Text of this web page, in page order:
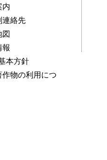
内
連絡先
報
本方針
作物の利用につ